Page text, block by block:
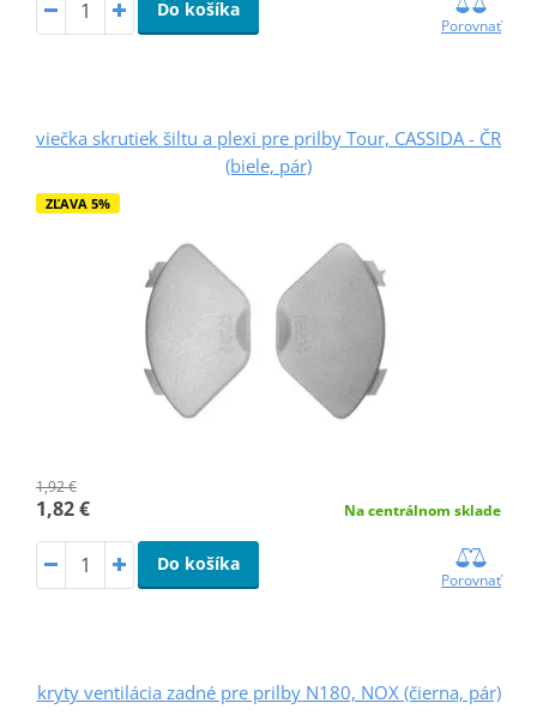
Do košíka
Porovnať
viečka skrutiek šiltu a plexi pre prilby Tour, CASSIDA - ČR
(biele, pár)
ZĽAVA 5%
1,92 €
1,82 € Na centrálnom sklade
Do košíka
Porovnať
kryty ventilácia zadné pre prilby N180, NOX (čierna, pár)